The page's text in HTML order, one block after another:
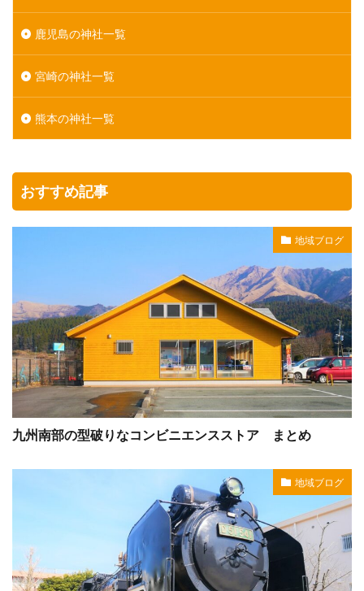
鹿児島の神社一覧
宮崎の神社一覧
熊本の神社一覧
おすすめ記事
地域ブログ
九州南部の型破りなコンビニエンスストア まとめ
地域ブログ